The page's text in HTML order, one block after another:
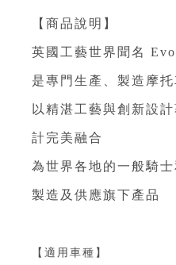
【商品說明】
英國工藝世界聞名
是專門生產、製造摩
以精湛工藝與創新設
計完美融合
為世界各地的一般騎
製造及供應旗下產品
【適用車種】